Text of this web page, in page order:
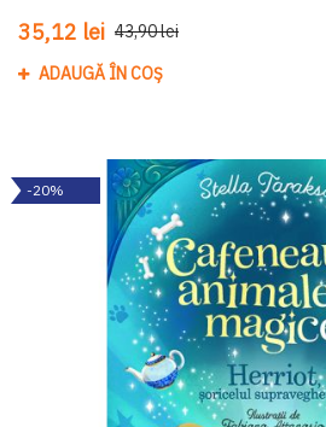
35,12 lei 43,90 lei
ADAUGĂ ÎN COȘ
-20%